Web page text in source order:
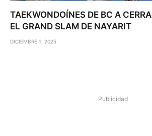
TAEKWONDOÍNES DE BC A
EL GRAND SLAM DE NAYARIT
DICIEMBRE 1, 2025
Publicidad